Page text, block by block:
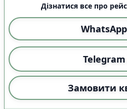
Дізнатися все про
WhatsApp
Telegram
Замовити